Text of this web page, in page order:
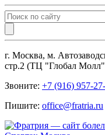
г. Москва, м.
стр.2 (ТЦ "Глобал
Звоните: +7 (916) 957-
Пишите: office@fratria.ru